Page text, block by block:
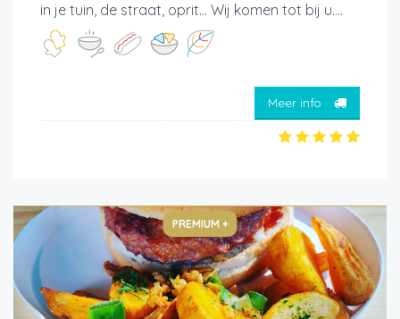
in je tuin, de straat, oprit... Wij komen tot bij u....
Meer info
PREMIUM +